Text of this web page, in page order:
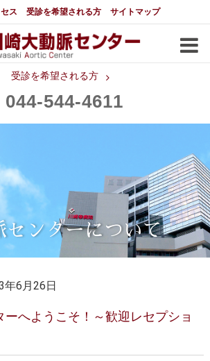
ス 受診を希望される方 サイトマップ
受診を希望される方
044 544 4611
て
大動脈センターについて
メディアでの紹介
都道府県別紹介病院
大動脈
大動脈瘤
大動脈解離（解離性大動脈瘤）
胸部大動脈瘤の治療
治療 ステントグラフトによる治療
センターについて
年6月26日
ーへようこそ！～歓迎レセプショ